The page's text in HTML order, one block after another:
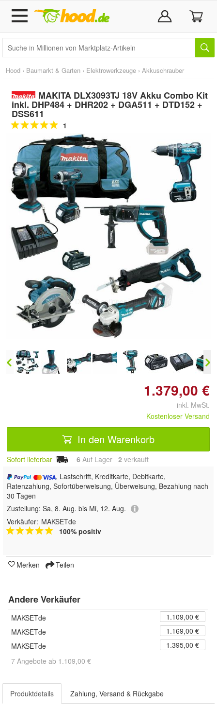
Hood › Baumarkt & Garten › Elektrowerkzeuge › Akkuschrauber
MAKITA DLX3093TJ 18V Akku Combo Kit
inkl. DHP484 + DHR202 + DGA511 + DTD152 +
DSS611
1
Doppelt antippen zum
vergrößern
1.379,00 €
inkl. MwSt.
Kostenloser Versand
In den Warenkorb
Sofort lieferbar 6 Auf Lager 2 verkauft
, Lastschrift, Kreditkarte, Debitkarte,
Ratenzahlung, Sofortüberweisung, Überweisung, Bezahlung nach
30 Tagen
Zustellung: Sa, 8. Aug. bis Mi, 12. Aug.
Verkäufer: MAKSETde
100% positiv
Merken Teilen
Andere Verkäufer
MAKSETde
1.109,00 €
MAKSETde
1.169,00 €
MAKSETde
1.395,00 €
7 Angebote ab 1.109,00 €
Produktdetails Zahlung, Versand & Rückgabe